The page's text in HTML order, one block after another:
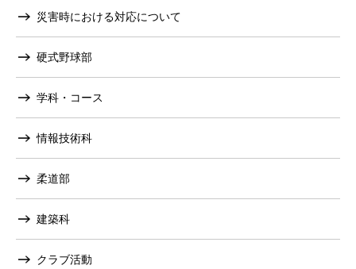
災害時における対応について
硬式野球部
学科・コース
情報技術科
柔道部
建築科
クラブ活動